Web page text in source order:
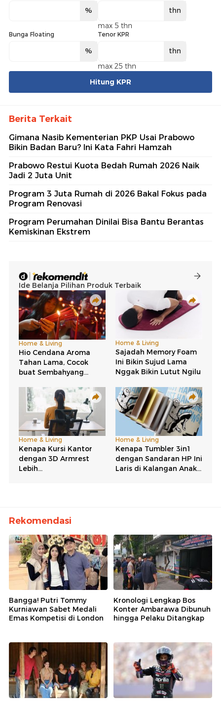
%
thn
max 5 thn
Bunga Floating
%
Tenor KPR
thn
max 25 thn
Hitung KPR
Berita Terkait
Gimana Nasib Kementerian PKP Usai Prabowo
Bikin Badan Baru? Ini Kata Fahri Hamzah
Prabowo Restui Kuota Bedah Rumah 2026 Naik
Jadi 2 Juta Unit
Program 3 Juta Rumah di 2026 Bakal Fokus pada
Program Renovasi
Program Perumahan Dinilai Bisa Bantu Berantas
Kemiskinan Ekstrem
Rekomendasi
Bangga! Putri Tommy
Kurniawan Sabet Medali
Emas Kompetisi di London
Kronologi Lengkap Bos
Konter Ambarawa Dibunuh
hingga Pelaku Ditangkap